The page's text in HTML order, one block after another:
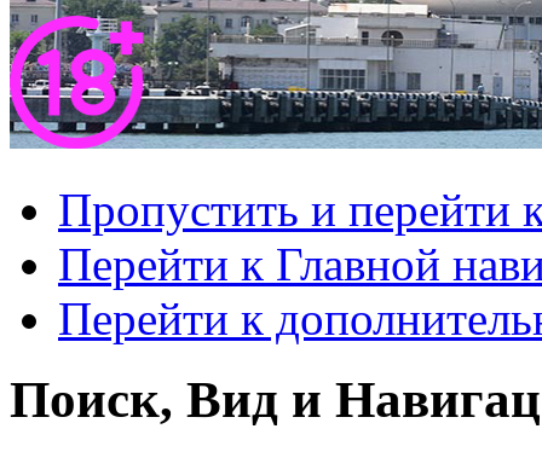
Пропустить и перейти
Перейти к Главной
Перейти к
Поиск, Вид и